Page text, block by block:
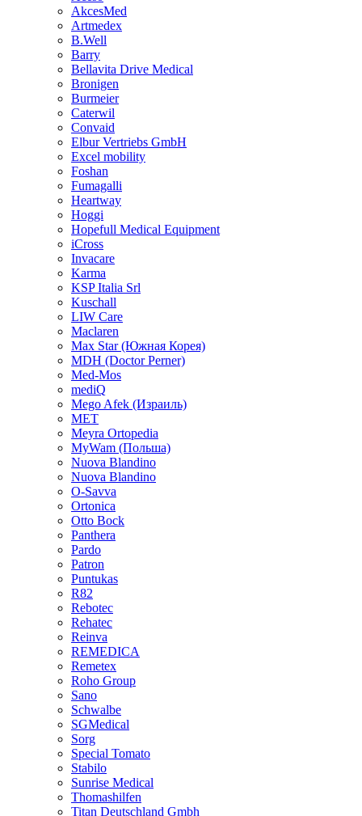
AkcesMed
Artmedex
B.Well
Barry
Bellavita Drive Medical
Bronigen
Burmeier
Caterwil
Convaid
Elbur Vertriebs GmbH
Excel mobility
Foshan
Fumagalli
Heartway
Hoggi
Hopefull Medical Equipment
iCross
Invacare
Karma
KSP Italia Srl
Kuschall
LIW Care
Maclaren
Max Star (Южная Корея)
MDH (Doctor Perner)
Med-Mos
mediQ
Mego Afek (Израиль)
MET
Meyra Ortopedia
MyWam (Польша)
Nuova Blandino
Nuova Blandino
O-Savva
Ortonica
Otto Bock
Panthera
Pardo
Patron
Puntukas
R82
Rebotec
Rehatec
Reinva
REMEDICA
Remetex
Roho Group
Sano
Schwalbe
SGMedical
Sorg
Special Tomato
Stabilo
Sunrise Medical
Thomashilfen
Titan Deutschland Gmbh